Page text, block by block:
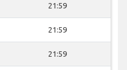
21:59
21:59
21:59